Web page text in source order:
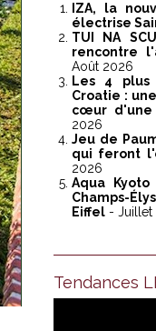
IZA, la
électrise
TUI NA
rencontre
Août 2026
Les 4 plus
Croatie :
cœur d'une
2026
Jeu de
qui feront
2026
Aqua
Champs-
Eiffel- Juillet
Tendances